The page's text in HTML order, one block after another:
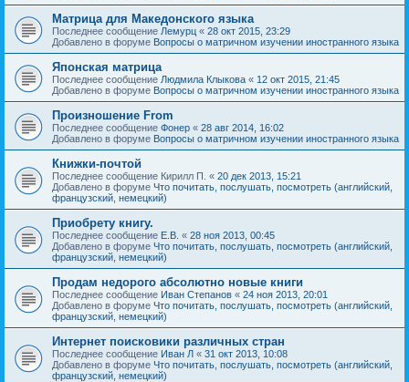
Матрица для Македонского языка
Последнее сообщение Лемурц « 28 окт 2015, 23:29
Добавлено в форуме Вопросы о матричном изучении иностранного языка
Японская матрица
Последнее сообщение Людмила Клыкова « 12 окт 2015, 21:45
Добавлено в форуме Вопросы о матричном изучении иностранного языка
Произношение From
Последнее сообщение Фонер « 28 авг 2014, 16:02
Добавлено в форуме Вопросы о матричном изучении иностранного языка
Книжки-почтой
Последнее сообщение Кирилл П. « 20 дек 2013, 15:21
Добавлено в форуме Что почитать, послушать, посмотреть (английский,
французский, немецкий)
Приобрету книгу.
Последнее сообщение Е.В. « 28 ноя 2013, 00:45
Добавлено в форуме Что почитать, послушать, посмотреть (английский,
французский, немецкий)
Продам недорого абсолютно новые книги
Последнее сообщение Иван Степанов « 24 ноя 2013, 20:01
Добавлено в форуме Что почитать, послушать, посмотреть (английский,
французский, немецкий)
Интернет поисковики различных стран
Последнее сообщение Иван Л « 31 окт 2013, 10:08
Добавлено в форуме Что почитать, послушать, посмотреть (английский,
французский, немецкий)